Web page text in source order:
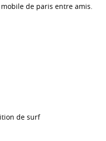
de paris entre amis.
de surf